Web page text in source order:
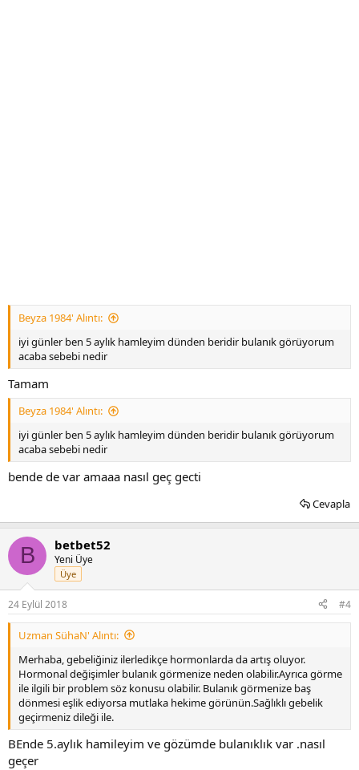
Beyza 1984' Alıntı:
iyi günler ben 5 aylık hamleyim dünden beridir bulanık görüyorum
acaba sebebi nedir
Tamam
Beyza 1984' Alıntı:
iyi günler ben 5 aylık hamleyim dünden beridir bulanık görüyorum
acaba sebebi nedir
bende de var amaaa nasıl geç gecti
Cevapla
B betbet52
Yeni Üye
Üye
24 Eylül 2018 #4
Uzman SühaN' Alıntı:
Merhaba, gebeliğiniz ilerledikçe hormonlarda da artış oluyor.
Hormonal değişimler bulanık görmenize neden olabilir.Ayrıca görme
ile ilgili bir problem söz konusu olabilir. Bulanık görmenize baş
dönmesi eşlik ediyorsa mutlaka hekime görünün.Sağlıklı gebelik
geçirmeniz dileği ile.
BEnde 5.aylık hamileyim ve gözümde bulanıklık var .nasıl
geçer